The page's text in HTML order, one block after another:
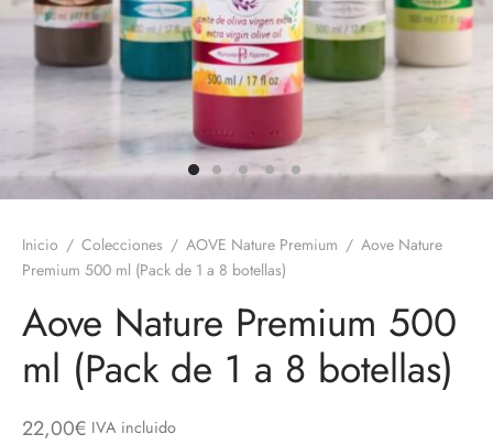
Inicio / Colecciones / AOVE Nature Premium / Aove Nature
Premium 500 ml (Pack de 1 a 8 botellas)
Aove Nature Premium 500
ml (Pack de 1 a 8 botellas)
22,00€ IVA incluido
Nature Premium